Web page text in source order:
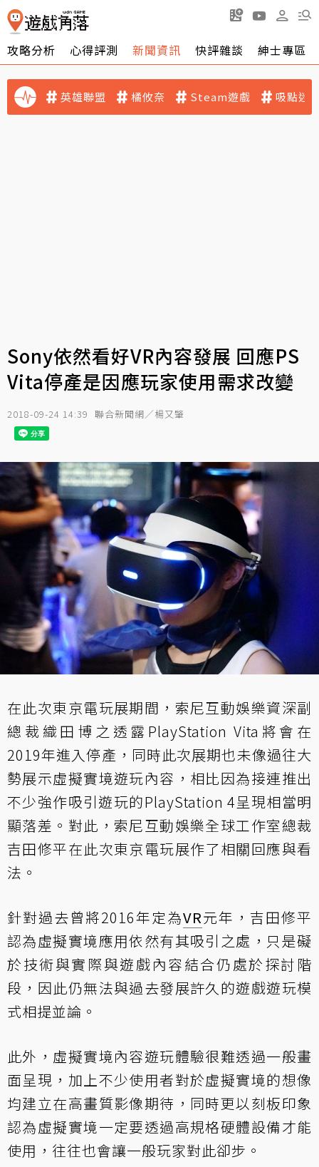
攻略分析 心得評測 新聞資訊 快評雜談 紳士專區
英雄聯盟 橘攸奈 Steam遊戲 吸點迷
Sony依然看好VR內容發展 回應PS
Vita停產是因應玩家使用需求改變
2018-09-24 14:39 聯合新聞網／楊又肇
在此次東京電玩展期間，索尼互動娛樂資深副
總裁織田博之透露PlayStation Vita將會在
2019年進入停產，同時此次展期也未像過往大
勢展示虛擬實境遊玩內容，相比因為接連推出
不少強作吸引遊玩的PlayStation 4呈現相當明
顯落差。對此，索尼互動娛樂全球工作室總裁
吉田修平在此次東京電玩展作了相關回應與看
法 。
針對過去曾將2016年定為VR元年，吉田修平
認為虛擬實境應用依然有其吸引之處，只是礙
於技術與實際與遊戲內容結合仍處於探討階
段，因此仍無法與過去發展許久的遊戲遊玩模
式相提並論。
此外，虛擬實境內容遊玩體驗很難透過一般畫
面呈現，加上不少使用者對於虛擬實境的想像
均建立在高畫質影像期待，同時更以刻板印象
認為虛擬實境一定要透過高規格硬體設備才能
使用，往往也會讓一般玩家對此卻步。